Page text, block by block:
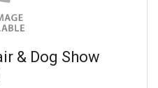
& Dog Show